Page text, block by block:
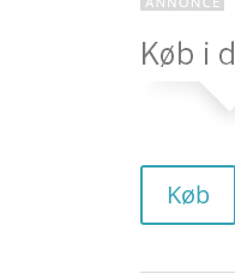
Køb